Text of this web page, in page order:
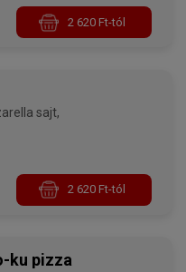
2 620 Ft-tól
2 620 Ft-tól
ku pizza